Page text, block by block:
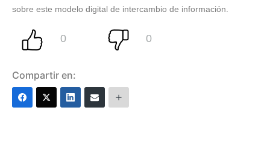
sobre este modelo digital de intercambio de información.
Compartir en: